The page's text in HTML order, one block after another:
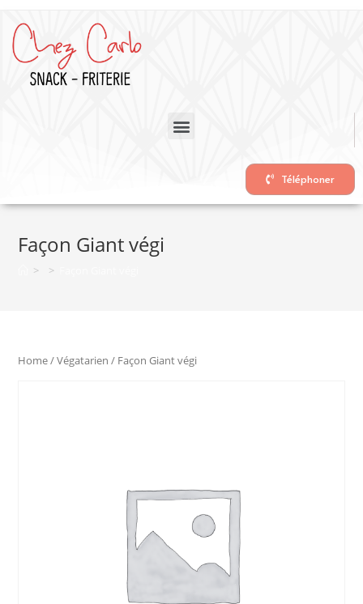
Téléphoner
Façon Giant végi
> >
Home/Végatarien / Façon Giant végi